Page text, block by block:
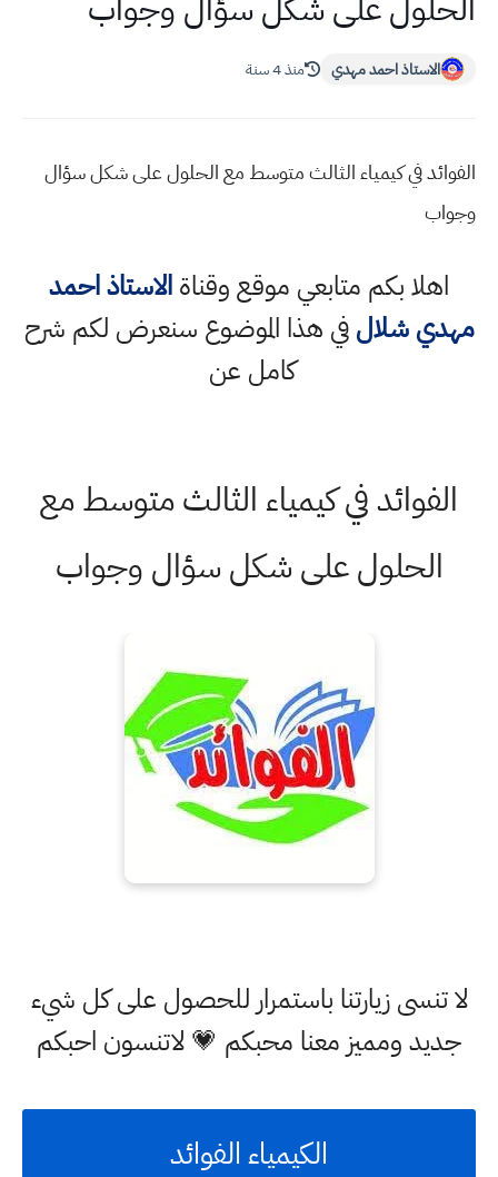
الاستاذ احمد مهدي منذ 4 سنة
الفوائد في كيمياء الثالث متوسط مع الحلول على شكل سؤال
وجواب
اهلا بكم متابعي موقع وقناةالاستاذ احمد
مهدي شلالفي هذا الموضوع سنعرض لكم شرح
كامل عن
الفوائد في كيمياء الثالث متوسط مع
الحلول على شكل سؤال وجواب
لا تنسى زيارتنا باستمرار للحصول على كل شيء
جديد ومميز معنا محبكم 💗 لاتنسون احبكم
الكيمياء الفوائد